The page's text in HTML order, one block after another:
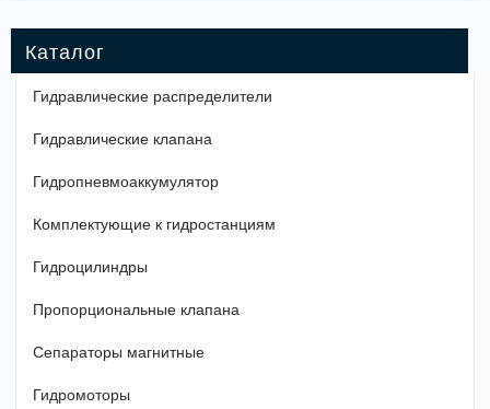
Гидравлические распределители
Гидравлические клапана
Гидропневмоаккумулятор
Комплектующие к гидростанциям
Гидроцилиндры
Пропорциональные клапана
Сепараторы магнитные
Гидромоторы